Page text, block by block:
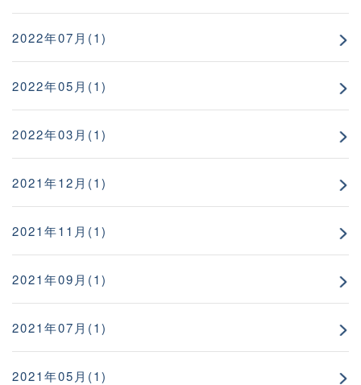
2022年07月(1)
2022年05月(1)
2022年03月(1)
2021年12月(1)
2021年11月(1)
2021年09月(1)
2021年07月(1)
2021年05月(1)